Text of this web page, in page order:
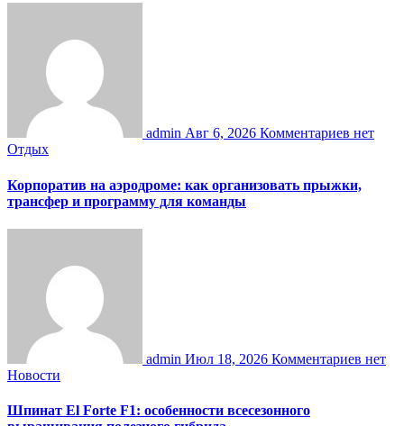
admin Авг 6, 2026 Комментариев нет
Отдых
Корпоратив на аэродроме: как организовать прыжки,
трансфер и программу для команды
admin Июл 18, 2026 Комментариев нет
Новости
Шпинат El Forte F1: особенности всесезонного